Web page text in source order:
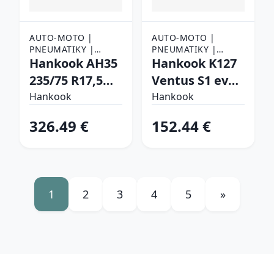
AUTO-MOTO |
PNEUMATIKY |
NÁKLADNÉ
Hankook AH35
235/75 R17,5
132/130 M
Hankook
326.49 €
AUTO-MOTO |
PNEUMATIKY |
OSOBNÉ
Hankook K127
Ventus S1 evo3
255/45 R18 103
Hankook
152.44 €
1 2 3 4 5 »